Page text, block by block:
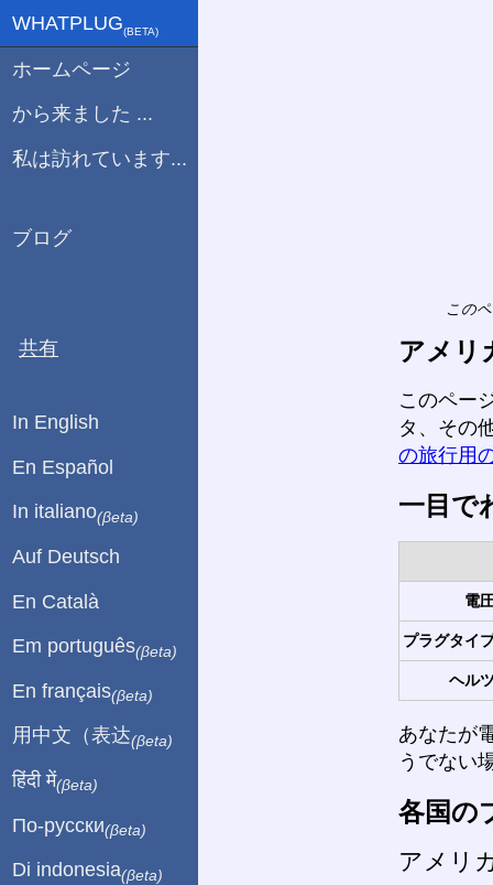
この
アメリ
このペー
タ、その
の旅行用
一目で
電
プラグタイ
ヘル
あなたが
うでない
各国の
アメリ
WHATPLUG(ΒETA)
ホームページ
から来ました ...
私は訪れています...
ブログ
共有
In English
En Español
In italiano(βeta)
Auf Deutsch
En Català
Em português(βeta)
En français(βeta)
用中文（表达(βeta)
हिंदी में(βeta)
По-русски(βeta)
Di indonesia(βeta)